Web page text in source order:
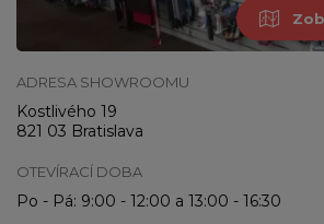
ADRESA SHOWROOMU
Kostlivého 19
821 03 Bratislava
OTEVÍRACÍ DOBA
Po - Pá: 9:00 - 12:00 a 13:00 - 16:30